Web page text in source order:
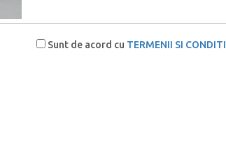
Sunt de acord cu TERMENII SI